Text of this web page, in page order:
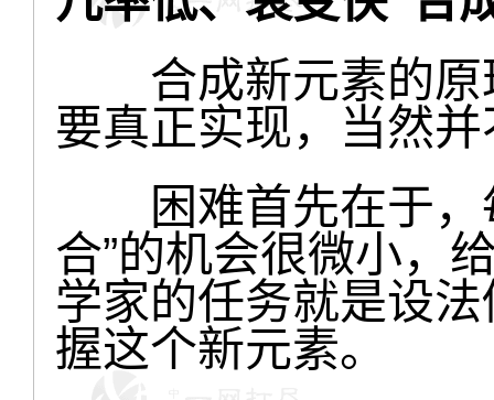
合成新元素的原
要真正实现，当然
困难首先在于，
合”的机会很微小，
学家的任务就是设法
握这个新元素。